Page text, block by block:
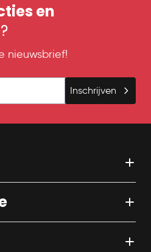
en
?
nieuwsbrief!
Inschrijven